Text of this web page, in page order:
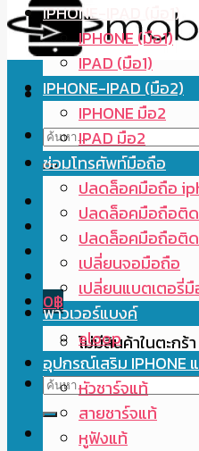
ค้นหา:
0฿
ไม่มีสินค้าในตะกร้า
ค้นหา:
IPHONE-IPAD (มือ1)
IPHONE (มือ1)
IPAD (มือ1)
IPHONE-IPAD (มือ2)
IPHONE มือ2
IPAD มือ2
ซ่อมโทรศัพท์มือถือ
ปลดล็อคมือถือ
ปลดล็อคมือถือติด
ปลดล็อคมือถือติ
เปลี่ยนจอมือถือ
เปลี่ยนแบตเตอรี่
พาวเวอร์แบงค์
eloop
อุปกรณ์เสริม IPHONE
หัวชาร์จแท้
สายชาร์จแท้
หูฟังแท้